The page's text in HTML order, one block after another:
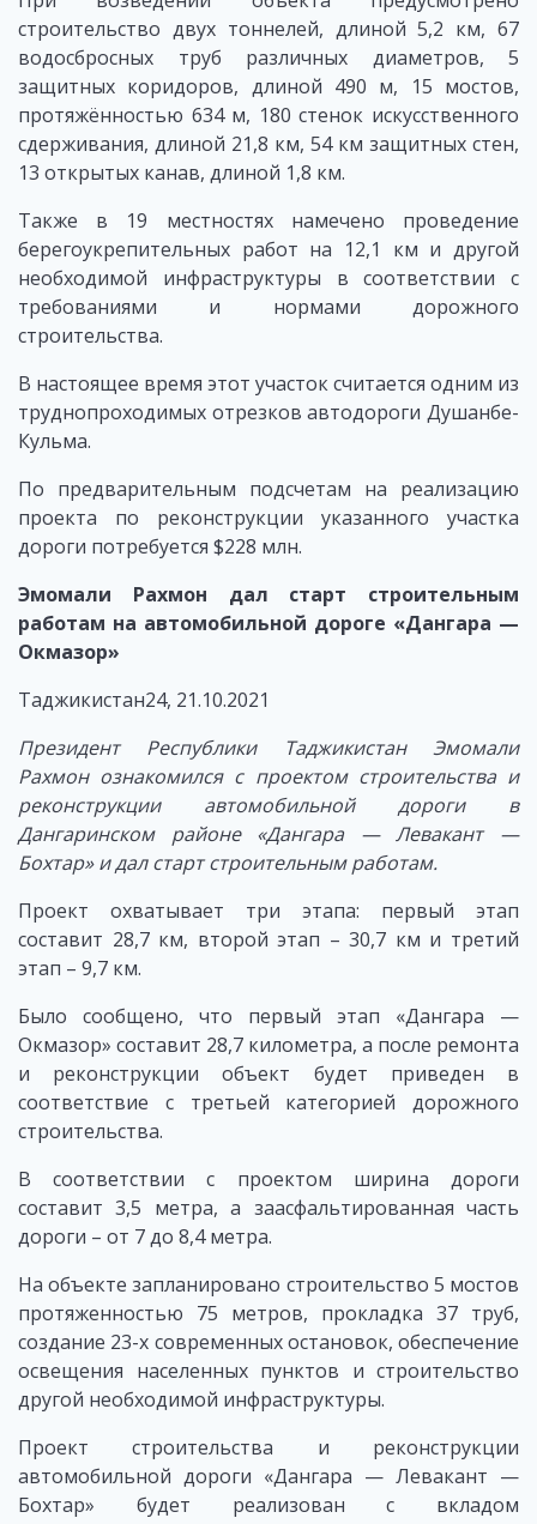
строительство двух тоннелей, длиной 5,2 км, 67
водосбросных труб различных диаметров, 5
защитных коридоров, длиной 490 м, 15 мостов,
протяжённостью 634 м, 180 стенок искусственного
сдерживания, длиной 21,8 км, 54 км защитных стен,
13 открытых канав, длиной 1,8 км.
Также в 19 местностях намечено проведение
берегоукрепительных работ на 12,1 км и другой
необходимой инфраструктуры в соответствии с
требованиями и нормами дорожного
строительства.
В настоящее время этот участок считается одним из
труднопроходимых отрезков автодороги Душанбе-
Кульма.
По предварительным подсчетам на реализацию
проекта по реконструкции указанного участка
дороги потребуется $228 млн.
Эмомали Рахмон дал старт строительным
работам на автомобильной дороге «Дангара —
Окмазор»
Таджикистан24, 21.10.2021
Президент Республики Таджикистан Эмомали
Рахмон ознакомился с проектом строительства и
реконструкции автомобильной дороги в
Дангаринском районе «Дангара — Левакант —
Бохтар» и дал старт строительным работам.
Проект охватывает три этапа: первый этап
составит 28,7 км, второй этап – 30,7 км и третий
этап – 9,7 км.
Было сообщено, что первый этап «Дангара —
Окмазор» составит 28,7 километра, а после ремонта
и реконструкции объект будет приведен в
соответствие с третьей категорией дорожного
строительства.
В соответствии с проектом ширина дороги
составит 3,5 метра, а заасфальтированная часть
дороги – от 7 до 8,4 метра.
На объекте запланировано строительство 5 мостов
протяженностью 75 метров, прокладка 37 труб,
создание 23-х современных остановок, обеспечение
освещения населенных пунктов и строительство
другой необходимой инфраструктуры.
Проект строительства и реконструкции
автомобильной дороги «Дангара — Левакант —
Бохтар» будет реализован с вкладом